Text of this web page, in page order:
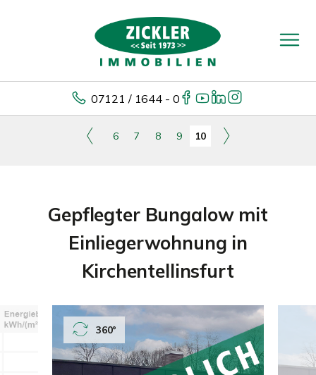
07121 / 1644 - 0
6 7 8 9 10
Gepflegter Bungalow mit
Einliegerwohnung in
Kirchentellinsfurt
360°